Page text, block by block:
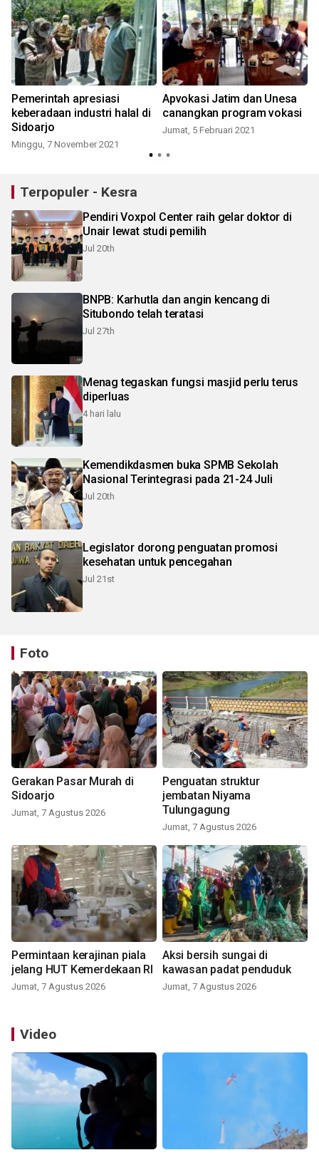
Pemerintah apresiasi
keberadaan industri halal di
Sidoarjo
Minggu, 7 November 2021
Apvokasi Jatim dan Unesa
canangkan program vokasi
Jumat, 5 Februari 2021
Terpopuler - Kesra
Pendiri Voxpol Center raih gelar doktor di
Unair lewat studi pemilih
Jul 20th
BNPB: Karhutla dan angin kencang di
Situbondo telah teratasi
Jul 27th
Menag tegaskan fungsi masjid perlu terus
diperluas
4 hari lalu
Kemendikdasmen buka SPMB Sekolah
Nasional Terintegrasi pada 21-24 Juli
Jul 20th
Legislator dorong penguatan promosi
kesehatan untuk pencegahan
Jul 21st
Foto
Gerakan Pasar Murah di
Sidoarjo
Jumat, 7 Agustus 2026
Penguatan struktur
jembatan Niyama
Tulungagung
Jumat, 7 Agustus 2026
Permintaan kerajinan piala
jelang HUT Kemerdekaan RI
Jumat, 7 Agustus 2026
Aksi bersih sungai di
kawasan padat penduduk
Jumat, 7 Agustus 2026
Video